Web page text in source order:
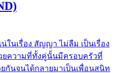
นเรื่อง สัญญา ไม่ลืม เป็นเรื่อง
ยความที่ทั้งคู่นั้นมีครอบครัวที่
กันจนได้กลายมาเป็นเพื่อนสนิท